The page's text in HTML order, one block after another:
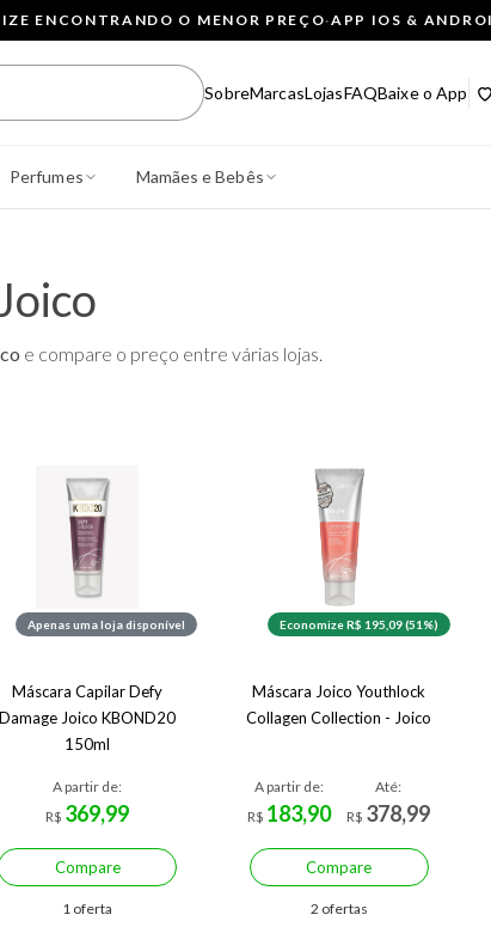
ENCONTRANDO O MENOR PREÇO·APP IOS &
SobreMarcasLojasFAQBaixe o App
Perfumes Mamães e Bebês
e compare o preço entre várias lojas.
Apenas uma loja disponível
Máscara Capilar Defy
Damage Joico KBOND20
150ml
A partir de:
R$ 369,99
Compare
1 oferta
Economize R$ 195,09 (51%)
Máscara Joico Youthlock
Collagen Collection - Joico
A partir de:
R$ 183,90
Até:
R$ 378,99
Compare
2 ofertas